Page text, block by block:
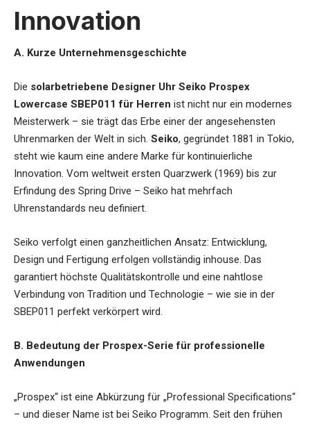
Innovation
A. Kurze Unternehmensgeschichte
Die solarbetriebene Designer Uhr Seiko Prospex
Lowercase SBEP011 für Herren ist nicht nur ein modernes
Meisterwerk – sie trägt das Erbe einer der angesehensten
Uhrenmarken der Welt in sich. Seiko, gegründet 1881 in Tokio,
steht wie kaum eine andere Marke für kontinuierliche
Innovation. Vom weltweit ersten Quarzwerk (1969) bis zur
Erfindung des Spring Drive – Seiko hat mehrfach
Uhrenstandards neu definiert.
Seiko verfolgt einen ganzheitlichen Ansatz: Entwicklung,
Design und Fertigung erfolgen vollständig inhouse. Das
garantiert höchste Qualitätskontrolle und eine nahtlose
Verbindung von Tradition und Technologie – wie sie in der
SBEP011 perfekt verkörpert wird.
B. Bedeutung der Prospex-Serie für professionelle
Anwendungen
„Prospex“ ist eine Abkürzung für „Professional Specifications“
– und dieser Name ist bei Seiko Programm. Seit den frühen